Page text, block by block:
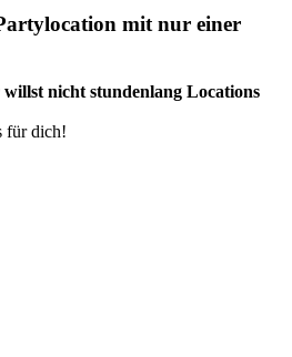
mit nur einer
nicht stundenlang Locations
für dich!